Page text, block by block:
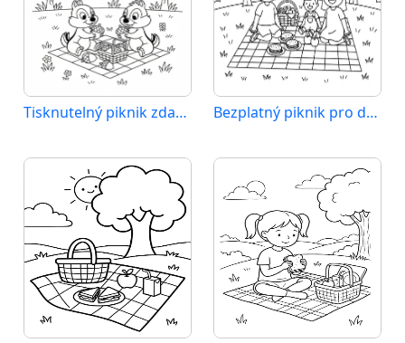
Tisknutelný piknik zdarma Bezplatný piknik pro děti